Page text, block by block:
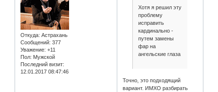
Откуда: Астрахань
Сообщений: 377
Уважение: +11
Пол: Мужской
Последний визит:
12.01.2017 08:47:46
Хотя я решил эту
проблему
исправить
кардинально -
путем замены
фар на
ангельские глаза
Точно, это подходящий
вариант. ИМХО разбирать